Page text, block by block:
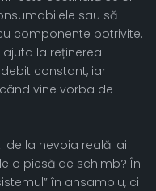
sau să
componente potrivite.
la reținerea
constant, iar
vine vorba de
de la nevoia reală: ai
o piesă de schimb? În
în ansamblu, ci